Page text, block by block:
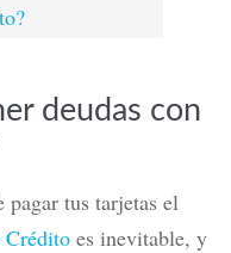
deudas con
pagar tus tarjetas el
Crédito es inevitable, y